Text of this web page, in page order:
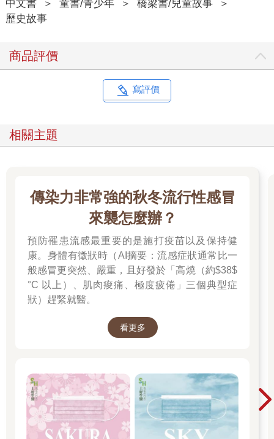
中文書 ＞ 童書/青少年 ＞ 橋梁書/兒童故事
＞
歷史故事
商品評價
寫評價
相關主題
傳染力非常強的秋冬流行性感冒
來襲怎麼辦？
預防罹患流感最重要的是施打疫苗以及保持健
康。身體有徵狀時（AI摘要：流感症狀通常比一
般感冒更突然、嚴重，且好發於「高燒（約$38$
°C 以上）、肌肉痠痛、極度疲倦」三個典型症
狀）趕緊就醫。
看更多